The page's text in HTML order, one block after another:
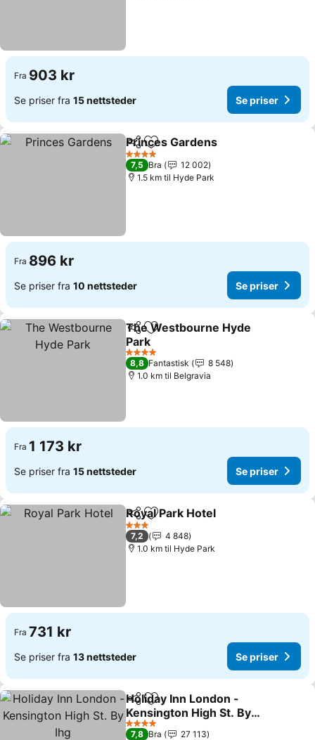
Fra 903 kr
Se priser fra 15 nettsteder Se priser
Del Legg til i favoritter
Princes Gardens
4 Stjerner
7,5 Bra
12 002
1.5 km til Hyde Park
Fra 896 kr
Se priser fra 10 nettsteder Se priser
Del Legg til i favoritter
The Westbourne Hyde
Park
Se priser
4 Stjerner
8,8 Fantastisk
8 548
1.0 km til Belgravia
Fra 1 173 kr
Se priser fra 15 nettsteder Se priser
Del Legg til i favoritter
Royal Park Hotel
3 Stjerner
7,2
4 848
1.0 km til Hyde Park
Fra 731 kr
Se priser fra 13 nettsteder Se priser
Del Legg til i favoritter
Holiday Inn London -
Kensington High St. By
Ihg
Se priser
4 Stjerner
7,8 Bra
27 113